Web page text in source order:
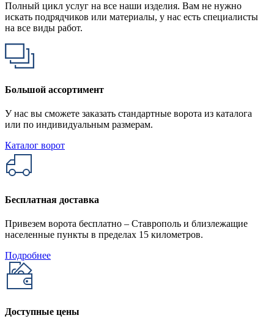
Полный цикл услуг на все наши изделия. Вам не нужно
искать подрядчиков или материалы, у нас есть специалисты
на все виды работ.
Большой ассортимент
У нас вы сможете заказать стандартные ворота из каталога
или по индивидуальным размерам.
Каталог ворот
Бесплатная доставка
Привезем ворота бесплатно – Ставрополь и близлежащие
населенные пункты в пределах 15 километров.
Подробнее
Доступные цены